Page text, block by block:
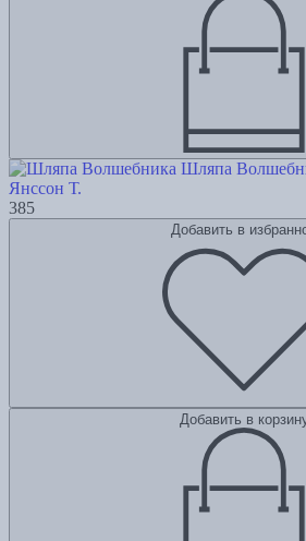
Шляпа
Янссон Т.
385
Добавить в
Добавить в